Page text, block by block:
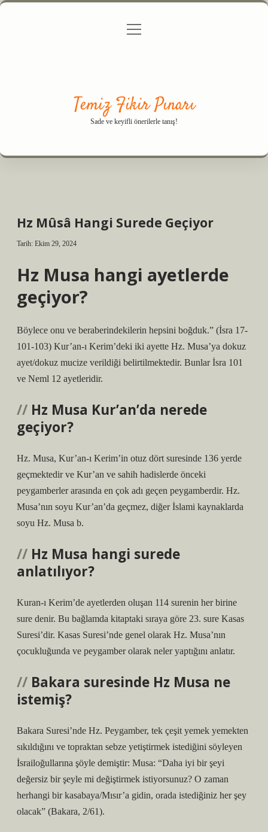
Gizlilik Politikası
menüyü
Temiz Fikir Pınarı
Sade ve keyifli önerilerle tanış!
Hz Mûsâ Hangi Surede Geçiyor
Tarih: Ekim 29, 2024
Hz Musa hangi ayetlerde
geçiyor?
Böylece onu ve beraberindekilerin hepsini boğduk.” (İsra 17-
101-103) Kur’an-ı Kerim’deki iki ayette Hz. Musa’ya dokuz
ayet/dokuz mucize verildiği belirtilmektedir. Bunlar İsra 101
ve Neml 12 ayetleridir.
Hz Musa Kur’an’da nerede
geçiyor?
Hz. Musa, Kur’an-ı Kerim’in otuz dört suresinde 136 yerde
geçmektedir ve Kur’an ve sahih hadislerde önceki
peygamberler arasında en çok adı geçen peygamberdir. Hz.
Musa’nın soyu Kur’an’da geçmez, diğer İslami kaynaklarda
soyu Hz. Musa b.
Hz Musa hangi surede
anlatılıyor?
Kuran-ı Kerim’de ayetlerden oluşan 114 surenin her birine
sure denir. Bu bağlamda kitaptaki sıraya göre 23. sure Kasas
Suresi’dir. Kasas Suresi’nde genel olarak Hz. Musa’nın
çocukluğunda ve peygamber olarak neler yaptığını anlatır.
Bakara suresinde Hz Musa ne
istemiş?
Bakara Suresi’nde Hz. Peygamber, tek çeşit yemek yemekten
sıkıldığını ve topraktan sebze yetiştirmek istediğini söyleyen
İsrailoğullarına şöyle demiştir: Musa: “Daha iyi bir şeyi
değersiz bir şeyle mi değiştirmek istiyorsunuz? O zaman
herhangi bir kasabaya/Mısır’a gidin, orada istediğiniz her şey
olacak” (Bakara, 2/61).